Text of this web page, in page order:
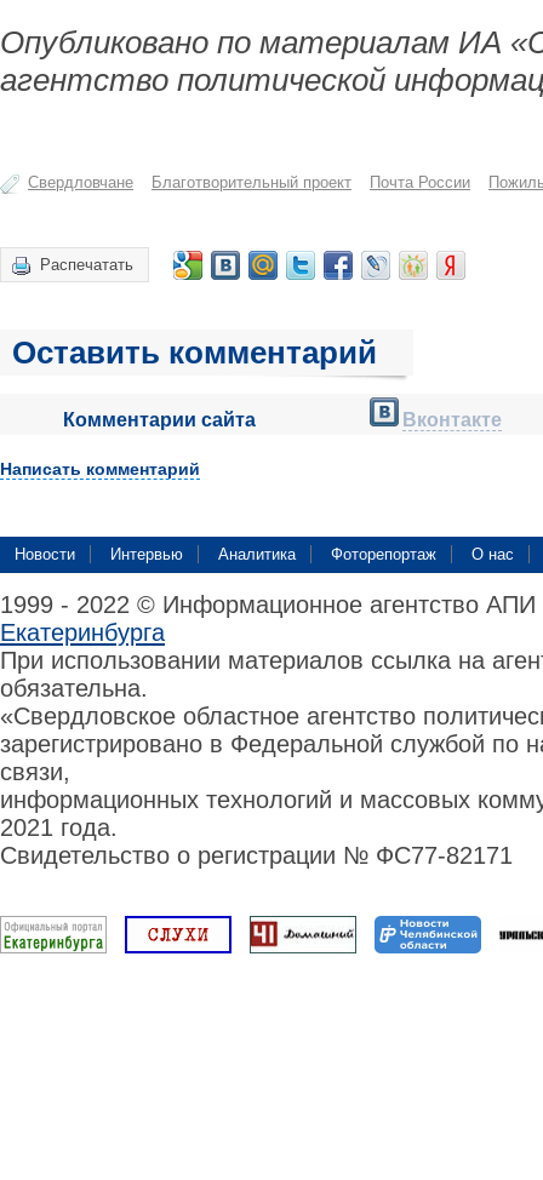
Опубликовано по материалам ИА
агентство политической
Свердловчане Благотворительный проект Почта России
Распечатать
Оставить комментарий
Комментарии сайта Вконтакте
Написать комментарий
Новости Интервью Аналитика Фоторепортаж О нас
1999 - 2022 © Информационное агентство
Екатеринбурга
При использовании материалов ссылка на
обязательна.
«Свердловское областное агентство
зарегистрировано в Федеральной службой по
связи,
информационных технологий и массовых
2021 года.
Свидетельство о регистрации № ФС77-82171